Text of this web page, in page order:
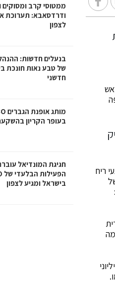
ריח
למלחמה
ממטוסי קרב ומסוקים
ודרדסאבא: תערוכת
לצפון
בנעלים חדשות:
של טבע נאות חונכת
חדשני
בעופר הקריון בהשקעה של כ-1
חגיגת המונדיאל
בישראל ומגיע לצפון